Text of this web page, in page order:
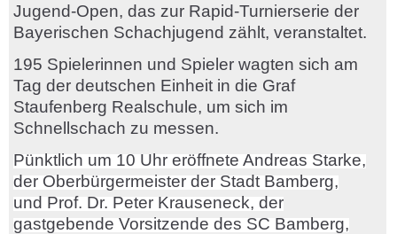
Jugend-Open, das zur Rapid-Turnierserie der
Bayerischen Schachjugend zählt, veranstaltet.
195 Spielerinnen und Spieler wagten sich am
Tag der deutschen Einheit in die Graf
Staufenberg Realschule, um sich im
Schnellschach zu messen.
Pünktlich um 10 Uhr eröffnete Andreas Starke,
der Oberbürgermeister der Stadt Bamberg,
und Prof. Dr. Peter Krauseneck, der
gastgebende Vorsitzende des SC Bamberg,